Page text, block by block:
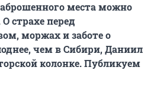
места можно
страхе перед
моржах и заботе о
чем в Сибири, Даниил
колонке. Публикуем